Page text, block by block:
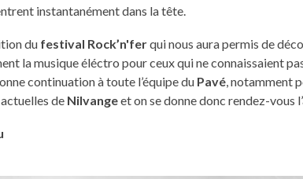
instantanément dans la tête.
du festival Rock’n'ferqui nous aura permis de
la musique éléctro pour ceux qui ne connaissaient
continuation à toute l’équipe du Pavé, notamment
de Nilvangeet on se donne donc rendez-vous